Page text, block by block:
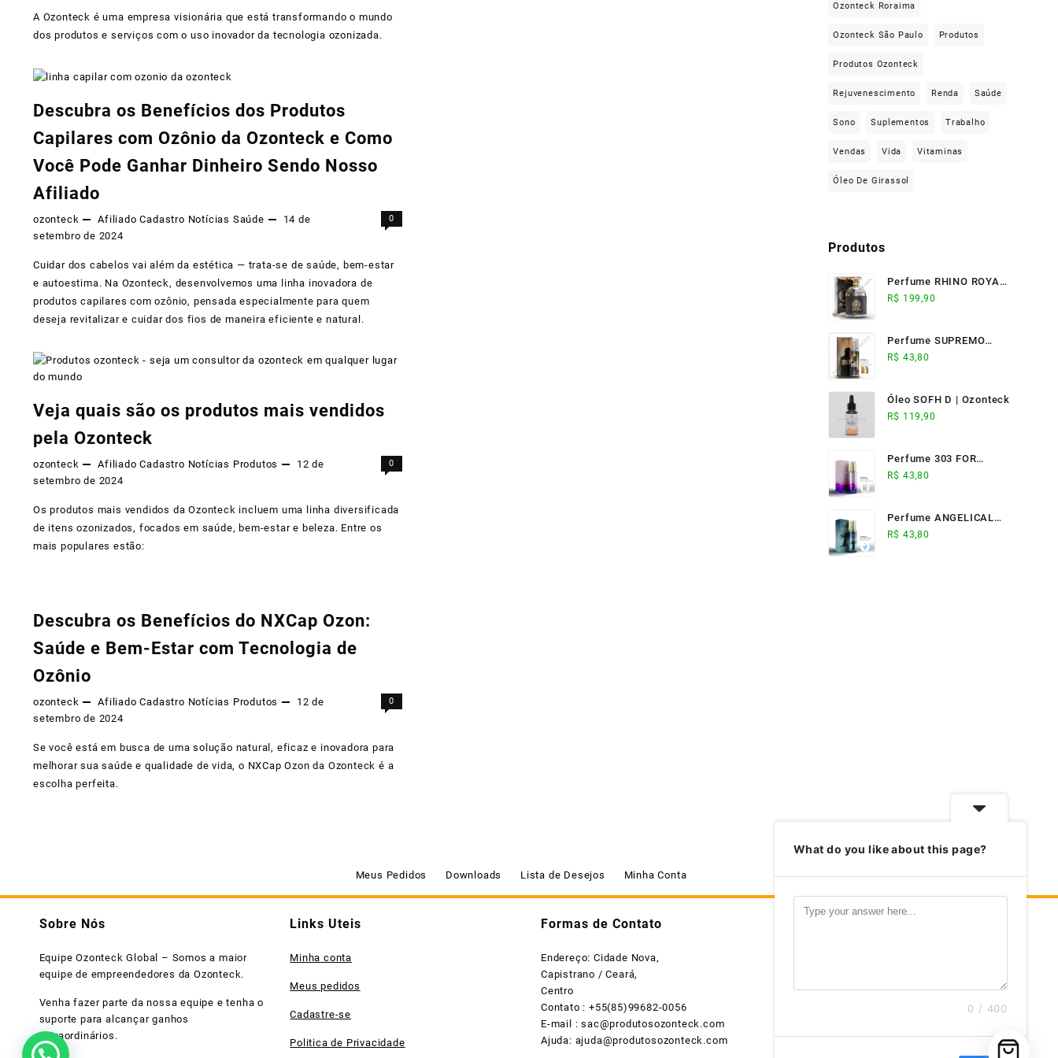
A Ozonteck é uma empresa visionária que está transformando o mundo
dos produtos e serviços com o uso inovador da tecnologia ozonizada.
Descubra os Benefícios dos Produtos
Capilares com Ozônio da Ozonteck e Como
Você Pode Ganhar Dinheiro Sendo Nosso
Afiliado
ozonteck Afiliado Cadastro Notícias Saúde
14 de
setembro de 2024
0
Cuidar dos cabelos vai além da estética — trata-se de saúde, bem-estar
e autoestima. Na Ozonteck, desenvolvemos uma linha inovadora de
produtos capilares com ozônio, pensada especialmente para quem
deseja revitalizar e cuidar dos fios de maneira eficiente e natural.
Veja quais são os produtos mais vendidos
pela Ozonteck
ozonteck Afiliado Cadastro Notícias Produtos
12 de
setembro de 2024
0
Os produtos mais vendidos da Ozonteck incluem uma linha diversificada
de itens ozonizados, focados em saúde, bem-estar e beleza. Entre os
mais populares estão:
Descubra os Benefícios do NXCap Ozon:
Saúde e Bem-Estar com Tecnologia de
Ozônio
ozonteck Afiliado Cadastro Notícias Produtos
12 de
setembro de 2024
0
Se você está em busca de uma solução natural, eficaz e inovadora para
melhorar sua saúde e qualidade de vida, o NXCap Ozon da Ozonteck é a
escolha perfeita.
Ozonteck Roraima
Ozonteck São Paulo Produtos
Produtos Ozonteck
Rejuvenescimento Renda Saúde
Sono Suplementos Trabalho
Vendas Vida Vitaminas
Óleo De Girassol
Produtos
Perfume RHINO ROYALE
(100ml) - Ozonteck
R$ 199,90
Perfume SUPREMO
ELIXIR (17ml) -
R$ 43,80
Óleo SOFH D | Ozonteck
R$ 119,90
Perfume 303 FOR
WOMAN (17ml) -
R$ 43,80
Perfume ANGELICAL
(17ml) - Ozonteck
R$ 43,80
Meus Pedidos Downloads Lista de Desejos Minha Conta
Sobre Nós
Equipe Ozonteck Global – Somos a maior
equipe de empreendedores da Ozonteck.
Venha fazer parte da nossa equipe e tenha o
suporte para alcançar ganhos
extraordinários.
Links Uteis
Minha conta
Meus pedidos
Cadastre-se
Politica de Privacidade
Formas de Contato
Endereço: Cidade Nova,
Capistrano / Ceará,
Centro
Contato : +55(85)99682-0056
E-mail :sac@produtosozonteck.com
Ajuda: ajuda@produtosozonteck.com
What do you like about this page?
0 / 400